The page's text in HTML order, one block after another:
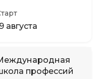
августа
профессий